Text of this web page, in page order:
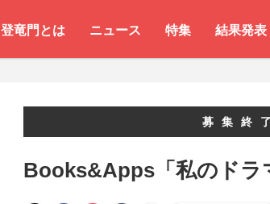
登竜門とは ニュース 特集 結果発表
募集終
Books&Apps「私のドラ